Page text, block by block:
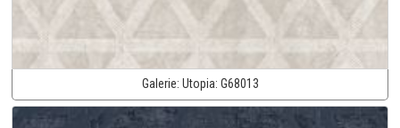
Galerie: Utopia: G68013